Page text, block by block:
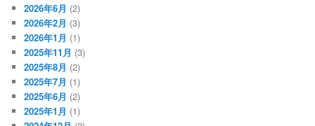
2026年6月 (2)
2026年2月 (3)
2026年1月 (1)
2025年11月 (3)
2025年8月 (2)
2025年7月 (1)
2025年6月 (2)
2025年1月 (1)